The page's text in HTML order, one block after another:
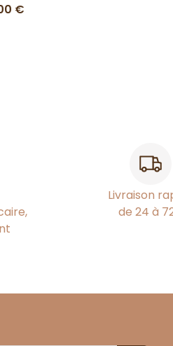
€
Livraison
de 24 à